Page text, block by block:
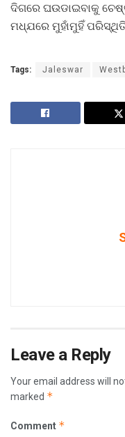
ଦିଗରେ ଘଉଡାଇବାକୁ
ମଧ୍ଯରେ ମୁହାଁମୁହିଁ
Tags: Jaleswar
Leave a Reply
Your email address will
marked *
Comment *